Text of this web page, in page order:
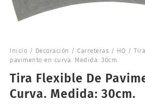
Inicio / Decoración / Carreteras / HO /
pavimento en curva. Medida: 30cm.
Tira Flexible De
Curva. Medida: 30cm.